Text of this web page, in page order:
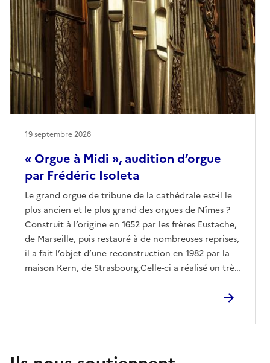
« Orgue à Midi », audition d’orgue
par Frédéric Isoleta
Le grand orgue de tribune de la cathédrale est-il le
plus ancien et le plus grand des orgues de Nîmes ?
Construit à l’origine en 1652 par les frères Eustache,
de Marseille, puis restauré à de nombreuses reprises,
il a fait l’objet d’une reconstruction en 1982 par la
maison Kern, de Strasbourg.Celle-ci a réalisé un très
19 septembre 2026